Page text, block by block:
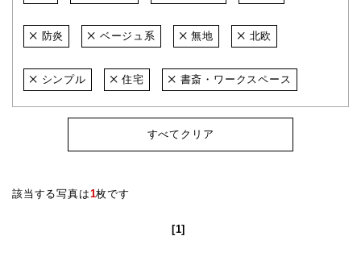
防炎 ベージュ系 無地 北欧
シンプル 住宅 書斎・ワークスペース
すべてクリア
該当する写真は1枚です
[1]